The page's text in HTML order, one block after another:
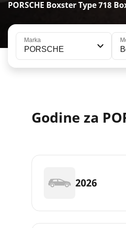
PORSCHE Boxster Type 718
Marka
PORSCHE
Godine za
2026